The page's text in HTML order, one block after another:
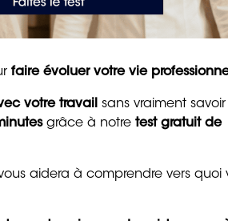
parcours de formation. De
faire le point sur votre
en analysant vos besoins
assurances, santé…)
pris en charge
de
pour raviver la
et la confiance
faire évoluer votre vie
votre travail sans vraiment
grâce à notre test gratuit de
aidera à comprendre vers quoi